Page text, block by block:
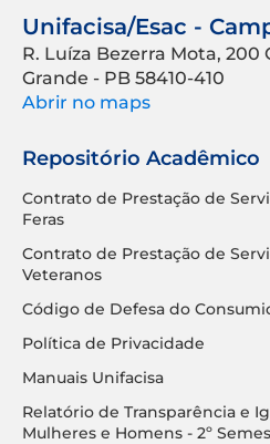
Unifacisa/Esac -
R. Luíza Bezerra Mota, 200
Grande - PB 58410-410
Abrir no maps
Repositório Acadêmico
Contrato de Prestação de
Feras
Contrato de Prestação de
Veteranos
Código de Defesa do
Política de Privacidade
Manuais Unifacisa
Relatório de Transparência e
Mulheres e Homens - 2º